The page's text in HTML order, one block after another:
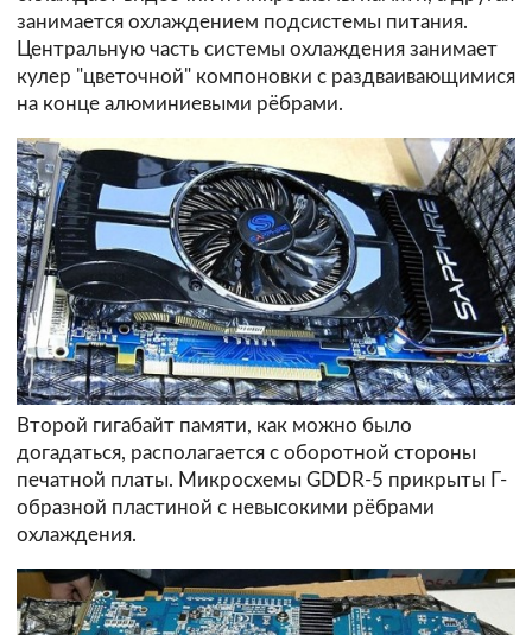
занимается охлаждением подсистемы питания.
Центральную часть системы охлаждения занимает
кулер "цветочной" компоновки с раздваивающимися
на конце алюминиевыми рёбрами.
Второй гигабайт памяти, как можно было
догадаться, располагается с оборотной стороны
печатной платы. Микросхемы GDDR-5 прикрыты Г-
образной пластиной с невысокими рёбрами
охлаждения.